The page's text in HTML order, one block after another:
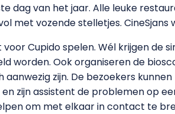
dag van het jaar. Alle leuke
met vozende stelletjes. CineSjans
Cupido spelen. Wél krijgen de
worden. Ook organiseren de
zijn. De bezoekers
zijn assistent de problemen op
om met elkaar in contact te